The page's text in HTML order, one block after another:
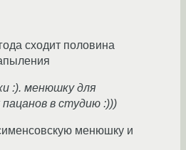
сходит половина
:). менюшку для
в студию :)))
менюшку и